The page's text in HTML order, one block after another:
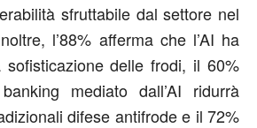
sfruttabile dal settore nel
l’88% afferma che l’AI ha
delle frodi, il 60%
mediato dall’AI ridurrà
difese antifrode e il 72%